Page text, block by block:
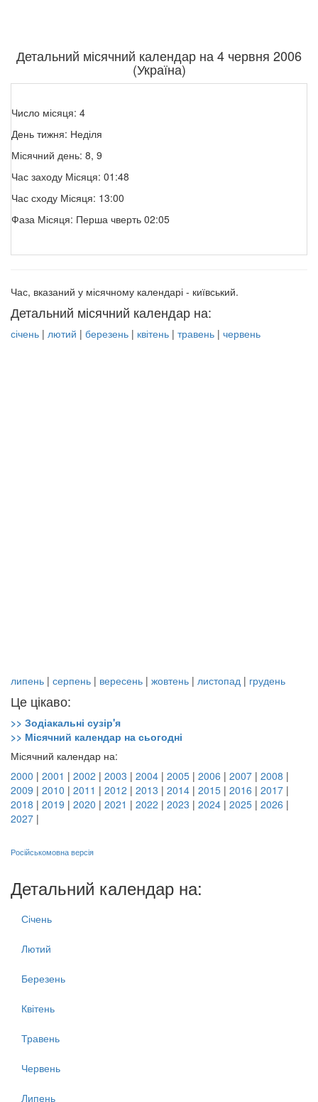
Детальний місячний календар на 4 червня 2006
(Україна)
Число місяця: 4
День тижня: Неділя
Місячний день: 8, 9
Час заходу Місяця: 01:48
Час сходу Місяця: 13:00
Фаза Місяця: Перша чверть 02:05
Час, вказаний у місячному календарі - київський.
Детальний місячний календар на:
січень | лютий | березень | квітень | травень | червень
липень | серпень | вересень | жовтень | листопад | грудень
Це цікаво:
>> Зодіакальні сузір'я
>> Місячний календар на сьогодні
Місячний календар на:
2000 | 2001 | 2002 | 2003 | 2004 | 2005 | 2006 | 2007 | 2008 |
2009 | 2010 | 2011 | 2012 | 2013 | 2014 | 2015 | 2016 | 2017 |
2018 | 2019 | 2020 | 2021 | 2022 | 2023 | 2024 | 2025 | 2026 |
2027 |
Російськомовна версія
Детальний календар на:
Січень
Лютий
Березень
Квітень
Травень
Червень
Липень